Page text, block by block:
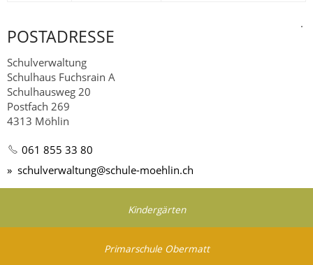
POSTADRESSE
Schulverwaltung
Schulhaus Fuchsrain A
Schulhausweg 20
Postfach 269
4313 Möhlin
061 855 33 80
sch lv rw lt ng sch l -m hl n ch
.
Kindergärten
Primarschule Obermatt